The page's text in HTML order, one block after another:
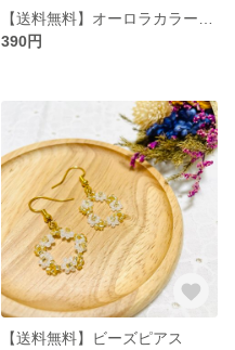
390円
【送料無料】ビーズピアス